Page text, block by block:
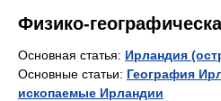
Физико-
Основная статья: Ирландия
Основные статьи: География
ископаемые Ирландии